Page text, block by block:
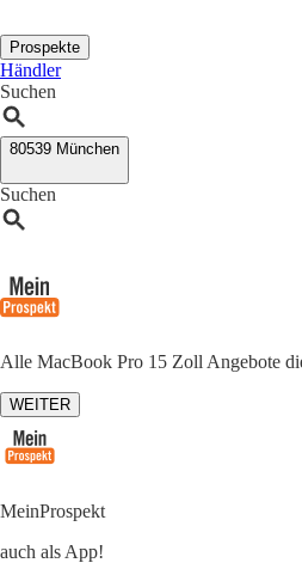
Prospekte
Händler
Suchen
80539 München
Suchen
Alle MacBook Pro 15 Zoll Angebote
WEITER
MeinProspekt
auch als App!